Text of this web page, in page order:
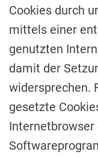
Cookies durch
mittels einer
genutzten
damit der
widersprechen.
gesetzte
Internetbrowser